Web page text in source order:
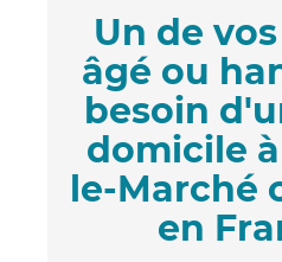
Un de
âgé ou
besoin
domicile
le-Marché
en